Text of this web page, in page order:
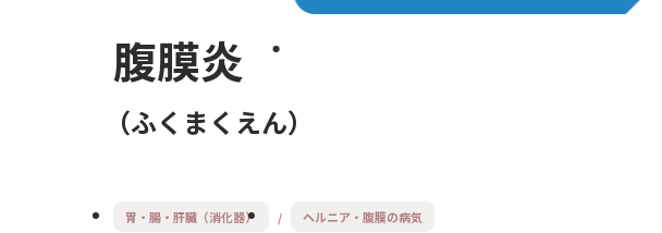
腹膜炎
ふくまくえん
胃・腸・肝臓（消化器） ヘルニア・腹膜の病気